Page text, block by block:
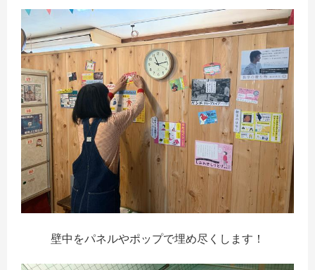
壁中をパネルやポップで埋め尽くします！